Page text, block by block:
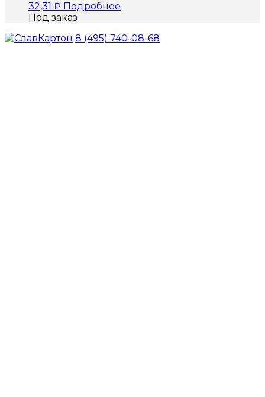
32,31 ₽ Подробнее
Под заказ
8 (495) 740-08-68